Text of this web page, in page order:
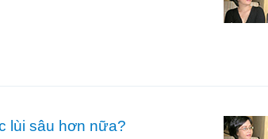
lùi sâu hơn nữa?